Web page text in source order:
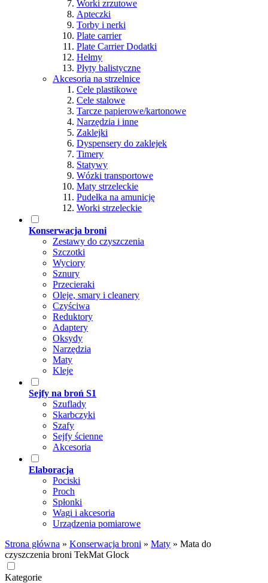
Worki zrzutowe
Apteczki
Torby i nerki
Plate carrier
Plate Carrier Dodatki
Hełmy
Płyty balistyczne
Akcesoria na strzelnice
Cele plastikowe
Cele stalowe
Tarcze papierowe/kartonowe
Narzędzia i inne
Zaklejki
Dyspensery do zaklejek
Timery
Statywy
Wózki transportowe
Maty strzeleckie
Pudełka na amunicję
Worki strzeleckie
Konserwacja broni
Zestawy do czyszczenia
Szczotki
Wyciory
Sznury
Przecieraki
Oleje, smary i cleanery
Czyściwa
Reduktory
Adaptery
Oksydy
Narzędzia
Maty
Kleje
Sejfy na broń S1
Szuflady
Skarbczyki
Szafy
Sejfy ścienne
Akcesoria
Elaboracja
Pociski
Proch
Spłonki
Wagi i akcesoria
Urządzenia pomiarowe
Strona główna » Konserwacja broni » Maty » Mata do
czyszczenia broni TekMat Glock
Kategorie